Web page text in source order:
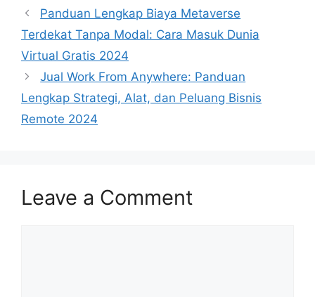
Panduan Lengkap Biaya Metaverse
Terdekat Tanpa Modal: Cara Masuk Dunia
Virtual Gratis 2024
Jual Work From Anywhere: Panduan
Lengkap Strategi, Alat, dan Peluang Bisnis
Remote 2024
Leave a Comment